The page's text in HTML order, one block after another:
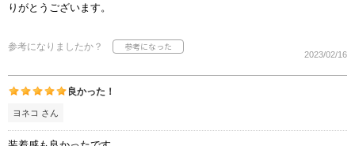
りがとうございます。
参考になりましたか？
2023/02/16
良かった！
ヨネコ さん